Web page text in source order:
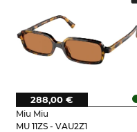
Miu Miu
MU 11ZS - VAU2Z1
288,00 €